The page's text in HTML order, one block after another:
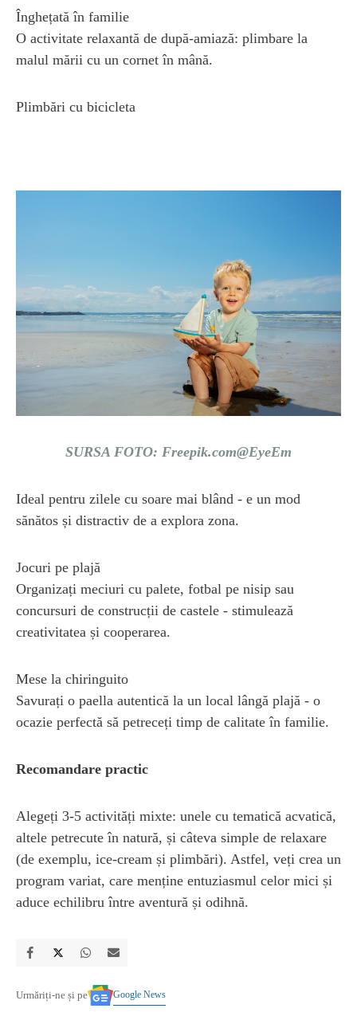
Înghețată în familie
O activitate relaxantă de după-amiază: plimbare la
malul mării cu un cornet în mână.
Plimbări cu bicicleta
SURSA FOTO: Freepik.com@EyeEm
Ideal pentru zilele cu soare mai blând - e un mod
sănătos și distractiv de a explora zona.
Jocuri pe plajă
Organizați meciuri cu palete, fotbal pe nisip sau
concursuri de construcții de castele - stimulează
creativitatea și cooperarea.
Mese la chiringuito
Savurați o paella autentică la un local lângă plajă - o
ocazie perfectă să petreceți timp de calitate în familie.
Recomandare practic
Alegeți 3‑5 activități mixte: unele cu tematică acvatică,
altele petrecute în natură, și câteva simple de relaxare
(de exemplu, ice‑cream și plimbări). Astfel, veți crea un
program variat, care menține entuziasmul celor mici și
aduce echilibru între aventură și odihnă.
Urmăriți-ne și pe Google News